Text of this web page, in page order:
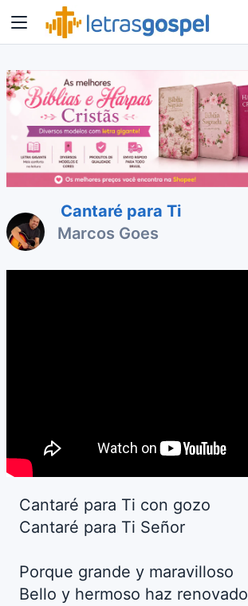
Cantaré para Ti
Marcos Goes
Cantaré para Ti con gozo
Cantaré para Ti Señor
Porque grande y maravilloso
Bello y hermoso haz renovado